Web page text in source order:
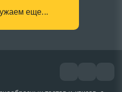
еще...